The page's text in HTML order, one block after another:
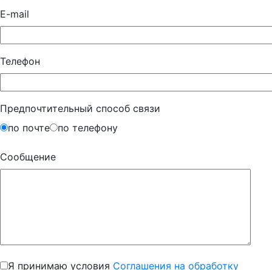
E-mail
Телефон
Предпочтительный способ связи
по почте
по телефону
Сообщение
Я принимаю условия Соглашения на обработку